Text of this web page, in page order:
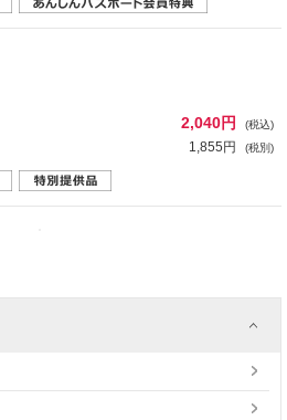
2,040円 (税込)
1,855円 (税別)